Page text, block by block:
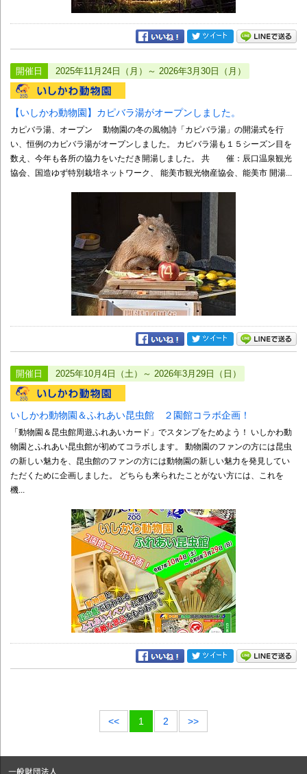
開催日 2025年11月24日（月）～ 2026年3月30日（月）
【いしかわ動物園】カピバラ湯がオープンしました。
カピバラ湯、オープン 動物園の冬の風物詩「カピバラ湯」の開湯式を行
い、恒例のカピバラ湯がオープンしました。 カピバラ湯も１５シーズン目を
数え、今年も各所の協力をいただき開湯しました。 共 催：辰口温泉観光
協会、国造ゆず特別栽培ネットワーク、 能美市観光物産協会、能美市 開湯...
開催日 2025年10月4日（土）～ 2026年3月29日（日）
いしかわ動物園＆ふれあい昆虫館 ２園館コラボ企画！
「動物園＆昆虫館周遊ふれあいカード」でスタンプをためよう！ いしかわ動
物園とふれあい昆虫館が初めてコラボします。 動物園のファンの方には昆虫
の新しい魅力を、昆虫館のファンの方には動物園の新しい魅力を発見してい
ただくために企画しました。 どちらも来られたことがない方には、これを
機...
<< 1 2 >>